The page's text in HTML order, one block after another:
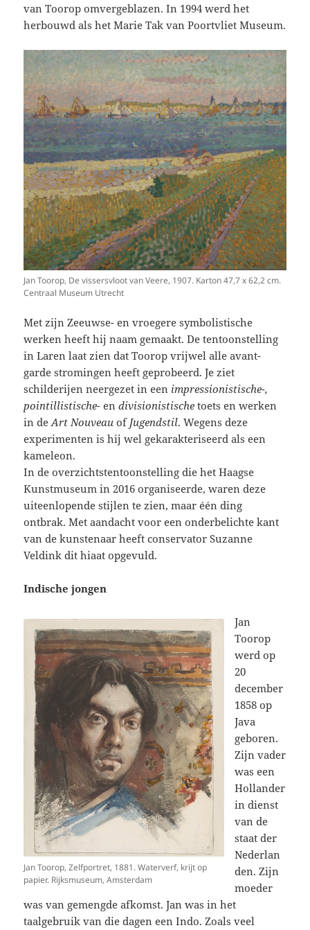
van Toorop omvergeblazen. In 1994 werd het
herbouwd als het Marie Tak van Poortvliet Museum.
Jan Toorop, De vissersvloot van Veere, 1907. Karton 47,7 x 62,2 cm.
Centraal Museum Utrecht
Met zijn Zeeuwse- en vroegere symbolistische
werken heeft hij naam gemaakt. De tentoonstelling
in Laren laat zien dat Toorop vrijwel alle avant-
garde stromingen heeft geprobeerd. Je ziet
schilderijen neergezet in een impressionistische-,
pointillistische-endivisionistischetoets en werken
in deArt NouveauofJugendstil. Wegens deze
experimenten is hij wel gekarakteriseerd als een
kameleon.
In de overzichtstentoonstelling die het Haagse
Kunstmuseum in 2016 organiseerde, waren deze
uiteenlopende stijlen te zien, maar één ding
ontbrak. Met aandacht voor een onderbelichte kant
van de kunstenaar heeft conservator Suzanne
Veldink dit hiaat opgevuld.
Indische jongen
Jan Toorop, Zelfportret, 1881. Waterverf, krijt op
papier. Rijksmuseum, Amsterdam
Jan
Toorop
werd op
20
december
1858 op
Java
geboren.
Zijn vader
was een
Hollander
in dienst
van de
staat der
Nederlan
den. Zijn
moeder
was van gemengde afkomst. Jan was in het
taalgebruik van die dagen een Indo. Zoals veel